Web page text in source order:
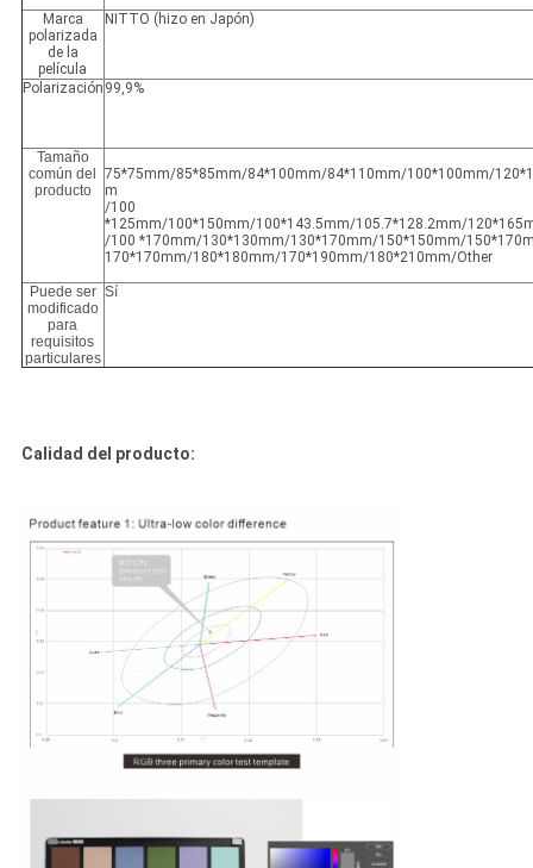
Marca
polarizada
de la
película
NITTO (hizo en Japón)
Polarización 99,9%
Tamaño
común del
producto
75*75mm/85*85mm/84*100mm/84*110mm/100*100mm/
m
/100
*125mm/100*150mm/100*143.5mm/105.7*128.2mm/
/100 *170mm/130*130mm/130*170mm/150*150mm/
170*170mm/180*180mm/170*190mm/180*210mm/Other
Puede ser
modificado
para
requisitos
particulares
Sí
Calidad del producto: